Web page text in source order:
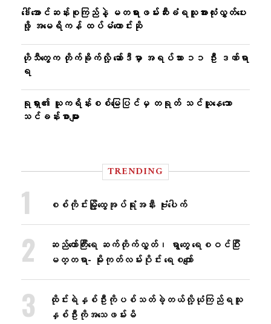
ဒေါ်အောင်ဆန်းစုကြည်နဲ့ မတရားဖမ်းဆီးခံရသူအားလုံးလွှတ်ပေး
ဖို့ အမေရိကန် ထပ်မံတောင်းဆို
ဟိုသီတွေက တိုက်ခိုက်လို့ ဆော်ဒီမှာ အရပ်သား ၁၁ ဦး ဒဏ်ရာ
ရ
ရုရှား၏ ယူကရိန်းစစ်မြေပြင်မှ တရုတ် သင်ယူနေသော
သင်ခန်းစာများ
TRENDING
စစ်ကိုင်းမြို့ထွေအုပ်ရုံးအနီး ဗုံးပေါက်
ဆည်တော်ကြီးရေ ဆက်တိုက်လွှတ်၊ ရွာတွေ ရေစဝင်ပြီး
မတ္တရာ- မိုးကုတ်လမ်းပိုင်း ရေစကျော်
ထိုင်းရဲနှစ်ဦးကိုပစ်သတ်ခဲ့တယ်လို့ယုံကြည်ရသူ
နှစ်ဦးကိုအသေဖမ်းမိ